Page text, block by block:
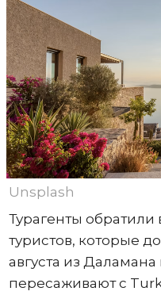
Unsplash
Турагенты обратили
туристов, которые
августа из
пересаживают с